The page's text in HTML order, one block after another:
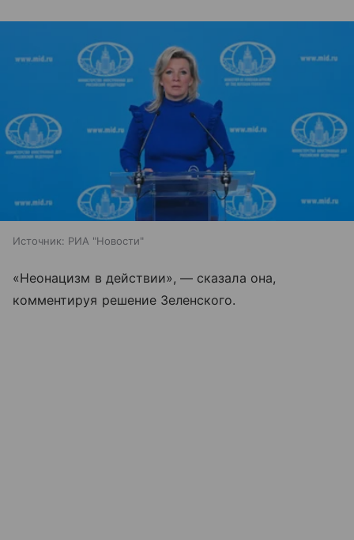
Источник: РИА "Новости"
«Неонацизм в действии», — сказала она,
комментируя решение Зеленского.